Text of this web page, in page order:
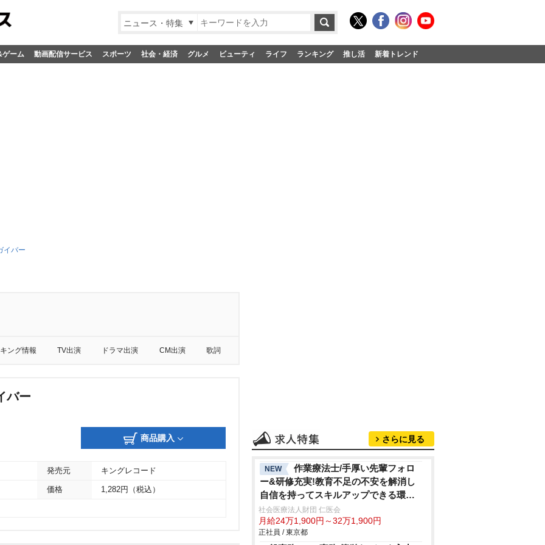
ニュース・特集
ゲーム 動画配信サービス スポーツ 社会・経済 グルメ ビューティ ライフ ランキング 推し活 新着トレンド
イバー
ング情報 TV出演 ドラマ出演 CM出演 歌詞
バー
商品購入
発売元 キングレコード
価格 1,282円（税込）
さらに見る
NEW
作業療法士/手厚い先輩フォロ
ー&研修充実!教育不足の不安を解消し
自信を持ってスキルアップできる環境
年休120日超
社会医療法人財団 仁医会
月給24万1,900円～32万1,900円
正社員 / 東京都